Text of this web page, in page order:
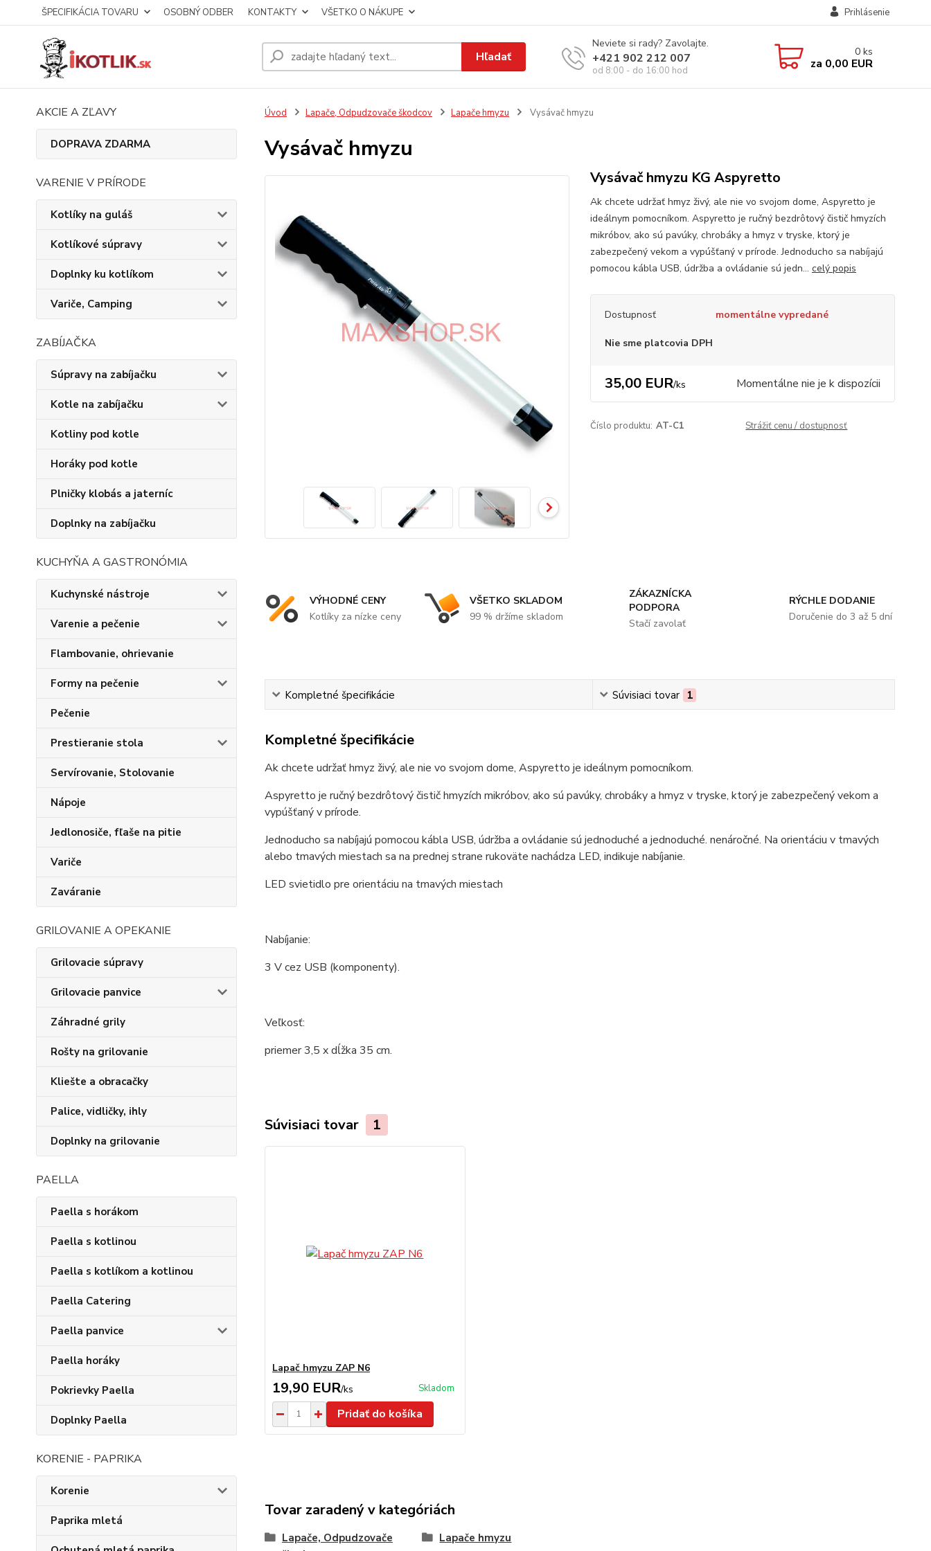
ŠPECIFIKÁCIA TOVARU OSOBNÝ ODBER KONTAKTY VŠETKO O NÁKUPE Prihlásenie
Hľadať
Neviete si rady? Zavolajte.
+421 902 212 007
od 8:00 - do 16:00 hod
0 ks
za 0,00 EUR
AKCIE A ZĽAVY
DOPRAVA ZDARMA
VARENIE V PRÍRODE
Kotlíky na guláš
Kotlíkové súpravy
Doplnky ku kotlíkom
Variče, Camping
ZABÍJAČKA
Súpravy na zabíjačku
Kotle na zabíjačku
Kotliny pod kotle
Horáky pod kotle
Plničky klobás a jaterníc
Doplnky na zabíjačku
KUCHYŇA A GASTRONÓMIA
Kuchynské nástroje
Varenie a pečenie
Flambovanie, ohrievanie
Formy na pečenie
Pečenie
Prestieranie stola
Servírovanie, Stolovanie
Nápoje
Jedlonosiče, fľaše na pitie
Variče
Zaváranie
GRILOVANIE A OPEKANIE
Grilovacie súpravy
Grilovacie panvice
Záhradné grily
Rošty na grilovanie
Kliešte a obracačky
Palice, vidličky, ihly
Doplnky na grilovanie
PAELLA
Paella s horákom
Paella s kotlinou
Paella s kotlíkom a kotlinou
Paella Catering
Paella panvice
Paella horáky
Pokrievky Paella
Doplnky Paella
KORENIE - PAPRIKA
Korenie
Paprika mletá
Úvod Lapače, Odpudzovače škodcov Lapače hmyzu Vysávač hmyzu
Vysávač hmyzu
Vysávač hmyzu KG Aspyretto
Ak chcete udržať hmyz živý, ale nie vo svojom dome, Aspyretto je
ideálnym pomocníkom. Aspyretto je ručný bezdrôtový čistič hmyzích
mikróbov, ako sú pavúky, chrobáky a hmyz v tryske, ktorý je
zabezpečený vekom a vypúšťaný v prírode. Jednoducho sa nabíjajú
pomocou kábla USB, údržba a ovládanie sú jedn... celý popis
Dostupnosť momentálne vypredané
Nie sme platcovia DPH
35,00 EUR/ks Momentálne nie je k dispozícii
Číslo produktu: AT-C1 Strážiť cenu / dostupnosť
VÝHODNÉ CENY
Kotlíky za nízke ceny
VŠETKO SKLADOM
99 % držíme skladom
ZÁKAZNÍCKA
PODPORA
Stačí zavolať
RÝCHLE DODANIE
Doručenie do 3 až 5 dní
Kompletné špecifikácie Súvisiaci tovar 1
Kompletné špecifikácie
Ak chcete udržať hmyz živý, ale nie vo svojom dome, Aspyretto je ideálnym pomocníkom.
Aspyretto je ručný bezdrôtový čistič hmyzích mikróbov, ako sú pavúky, chrobáky a hmyz v tryske, ktorý je zabezpečený vekom a
vypúšťaný v prírode.
Jednoducho sa nabíjajú pomocou kábla USB, údržba a ovládanie sú jednoduché a jednoduché. nenáročné. Na orientáciu v tmavých
alebo tmavých miestach sa na prednej strane rukoväte nachádza LED, indikuje nabíjanie.
LED svietidlo pre orientáciu na tmavých miestach
Nabíjanie:
3 V cez USB (komponenty).
Veľkosť:
priemer 3,5 x dĺžka 35 cm.
Súvisiaci tovar 1
Lapač hmyzu ZAP N6
19,90 EUR/ks Skladom
Pridať do košíka
Tovar zaradený v kategóriách
Lapače, Odpudzovače
Lapače hmyzu